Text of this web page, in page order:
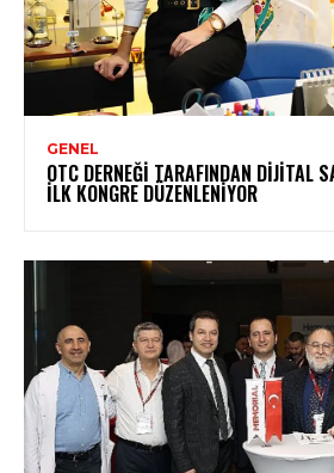
GENEL
OTC DERNEĞI TARAFINDAN DIJITAL
İLK KONGRE DÜZENLENIYOR